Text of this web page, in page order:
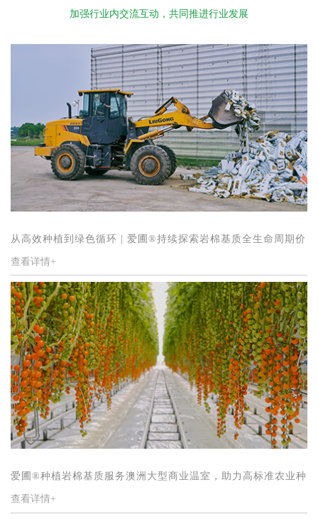
加强行业内交流互动，共同推进行业发展
从高效种植到绿色循环 | 爱圃®持续探索岩棉基质全生命周期价
值
查看详情+
爱圃®种植岩棉基质服务澳洲大型商业温室，助力高标准农业种
植
查看详情+